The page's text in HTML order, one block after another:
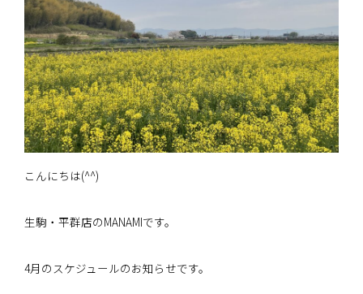
こんにちは(^^)
生駒・平群店のMANAMIです。
4月のスケジュールのお知らせです。